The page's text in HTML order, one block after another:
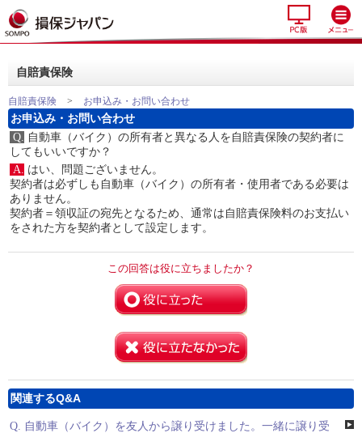
自賠責保険
自賠責保険 > お申込み・お問い合わせ
お申込み・お問い合わせ
Q. 自動車（バイク）の所有者と異なる人を自賠責保険の契約者に
してもいいですか？
A. はい、問題ございません。
契約者は必ずしも自動車（バイク）の所有者・使用者である必要は
ありません。
契約者＝領収証の宛先となるため、通常は自賠責保険料のお支払い
をされた方を契約者として設定します。
この回答は役に立ちましたか？
関連するQ&A
Q. 自動車（バイク）を友人から譲り受けました。一緒に譲り受